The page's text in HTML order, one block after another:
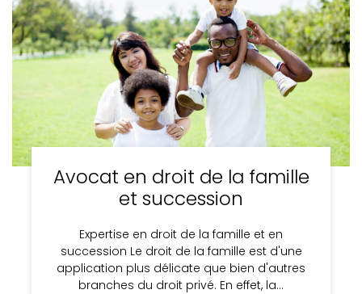
Avocat en droit de la famille
et succession
Expertise en droit de la famille et en
succession Le droit de la famille est d'une
application plus délicate que bien d'autres
branches du droit privé. En effet, la…